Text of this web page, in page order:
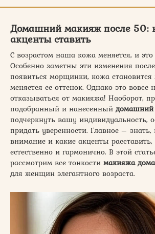
Домашний макияж после 50:
акценты ставить
С возрастом наша кожа меняется, и это
Особенно заметны эти изменения
появиться морщинки, кожа становится
меняется ее оттенок. Однако это вовсе
отказываться от макияжа! Наоборот,
подобранный и нанесенный
подчеркнуть вашу индивидуальность,
придать уверенности. Главное – знать,
внимание и какие акценты
естественно и гармонично. В этой
рассмотрим все тонкости макияжа
для женщин элегантного возраста.